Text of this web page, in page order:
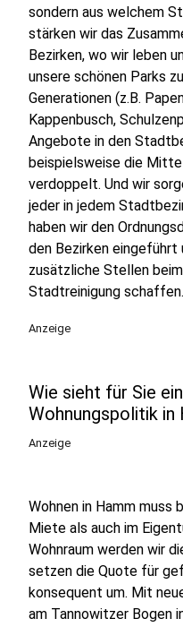
sondern aus welchem
stärken wir das
Bezirken, wo wir leben
unsere schönen Parks
Generationen (z.B.
Kappenbusch,
Angebote in den
beispielsweise die
verdoppelt. Und wir
jeder in jedem
haben wir den
den Bezirken
zusätzliche Stellen
Stadtreinigung schaffen.
Anzeige
Wie sieht für Sie
Wohnungspolitik in
Anzeige
Wohnen in Hamm muss
Miete als auch im
Wohnraum werden wir
setzen die Quote für
konsequent um. Mit
am Tannowitzer Bogen